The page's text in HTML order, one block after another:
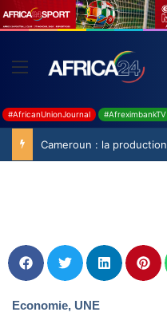
#AfricanUnionJournal #AfreximbankTV
Economie, UNE